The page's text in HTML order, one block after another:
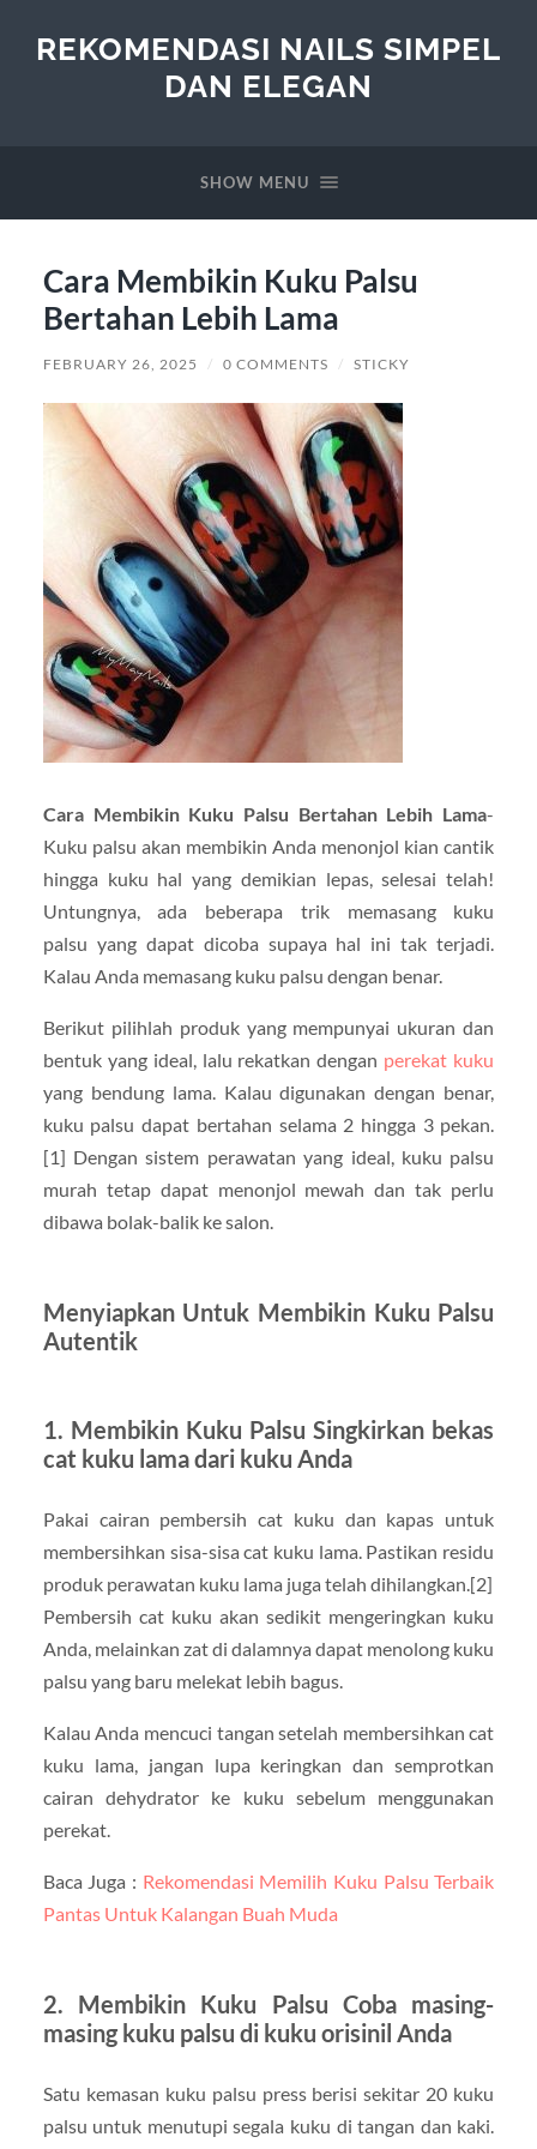
REKOMENDASI NAILS SIMPEL
DAN ELEGAN
SHOW MENU
Cara Membikin Kuku Palsu
Bertahan Lebih Lama
FEBRUARY 26, 2025 / 0 COMMENTS / STICKY
Cara Membikin Kuku Palsu Bertahan Lebih Lama-
Kuku palsu akan membikin Anda menonjol kian cantik
hingga kuku hal yang demikian lepas, selesai telah!
Untungnya, ada beberapa trik memasang kuku
palsu yang dapat dicoba supaya hal ini tak terjadi.
Kalau Anda memasang kuku palsu dengan benar.
Berikut pilihlah produk yang mempunyai ukuran dan
bentuk yang ideal, lalu rekatkan dengan perekat kuku
yang bendung lama. Kalau digunakan dengan benar,
kuku palsu dapat bertahan selama 2 hingga 3 pekan.
[1] Dengan sistem perawatan yang ideal, kuku palsu
murah tetap dapat menonjol mewah dan tak perlu
dibawa bolak-balik ke salon.
Menyiapkan Untuk Membikin Kuku Palsu
Autentik
1. Membikin Kuku Palsu Singkirkan bekas
cat kuku lama dari kuku Anda
Pakai cairan pembersih cat kuku dan kapas untuk
membersihkan sisa-sisa cat kuku lama. Pastikan residu
produk perawatan kuku lama juga telah dihilangkan.[2]
Pembersih cat kuku akan sedikit mengeringkan kuku
Anda, melainkan zat di dalamnya dapat menolong kuku
palsu yang baru melekat lebih bagus.
Kalau Anda mencuci tangan setelah membersihkan cat
kuku lama, jangan lupa keringkan dan semprotkan
cairan dehydrator ke kuku sebelum menggunakan
perekat.
Baca Juga : Rekomendasi Memilih Kuku Palsu Terbaik
Pantas Untuk Kalangan Buah Muda
2. Membikin Kuku Palsu Coba masing-
masing kuku palsu di kuku orisinil Anda
Satu kemasan kuku palsu press berisi sekitar 20 kuku
palsu untuk menutupi segala kuku di tangan dan kaki.